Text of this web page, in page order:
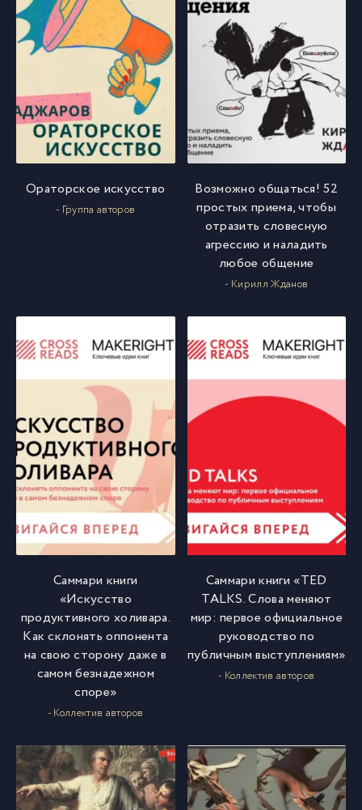
Ораторское искусство
- Группа авторов
Возможно общаться! 52
простых приема, чтобы
отразить словесную
агрессию и наладить
любое общение
- Кирилл Жданов
Саммари книги
«Искусство
продуктивного холивара.
Как склонять оппонента
на свою сторону даже в
самом безнадежном
споре»
- Коллектив авторов
Саммари книги «TED
TALKS. Слова меняют
мир: первое официальное
руководство по
публичным выступлениям»
- Коллектив авторов